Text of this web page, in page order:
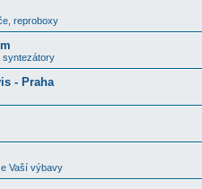
reproboxy
syntezátory
- Praha
Vaší výbavy